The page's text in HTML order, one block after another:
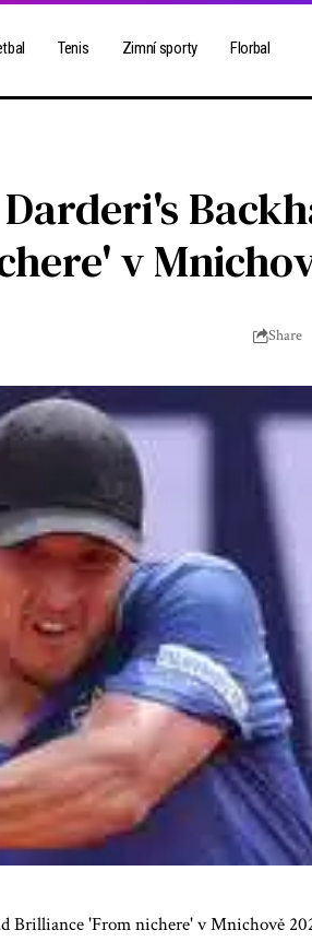
Tenis Zimní sporty Florbal
v
Share
Brilliance 'From nichere' v Mnichově